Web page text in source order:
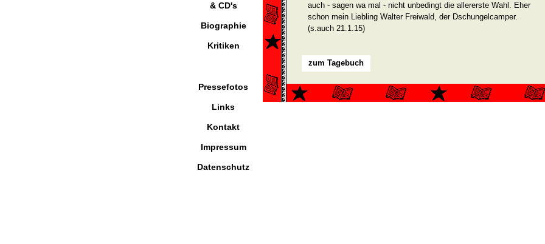
& CD's
Biographie
Kritiken
Pressefotos
Links
Kontakt
Impressum
Datenschutz
auch - sagen wa mal - nicht unbedingt die allererste Wahl. Eher
schon mein Liebling Walter Freiwald, der Dschungelcamper.
(s.auch 21.1.15)
zum Tagebuch